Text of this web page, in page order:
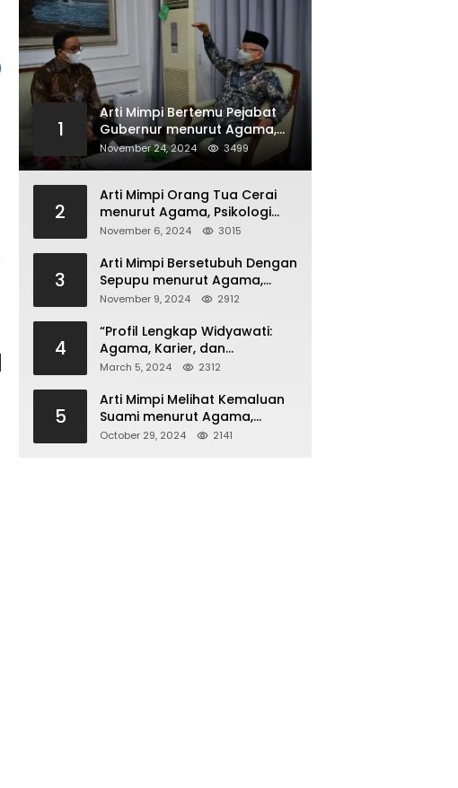
1
Arti Mimpi Bertemu Pejabat
Gubernur menurut Agama,
Psikologi dan Primbon Jawa
November 24, 2024 3499
2
Arti Mimpi Orang Tua Cerai
menurut Agama, Psikologi
dan Primbon Jawa
November 6, 2024 3015
3
Arti Mimpi Bersetubuh Dengan
Sepupu menurut Agama,
Psikologi dan Primbon Jawa
November 9, 2024 2912
4
“Profil Lengkap Widyawati:
Agama, Karier, dan
Kehidupan Pribadi”
March 5, 2024 2312
5
Arti Mimpi Melihat Kemaluan
Suami menurut Agama,
Psikologi dan Primbon Jawa
October 29, 2024 2141